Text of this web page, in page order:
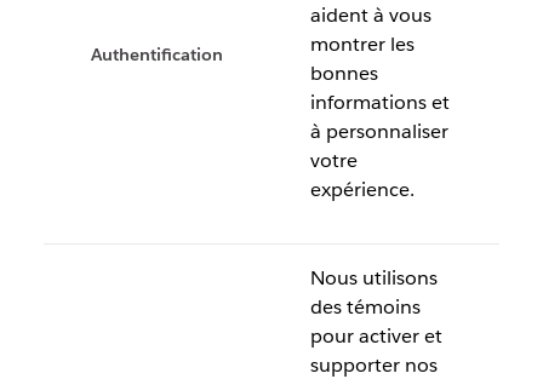
Authentification
aident à vous
montrer les
bonnes
informations et
à personnaliser
votre
expérience.
Nous utilisons
des témoins
pour activer et
supporter nos